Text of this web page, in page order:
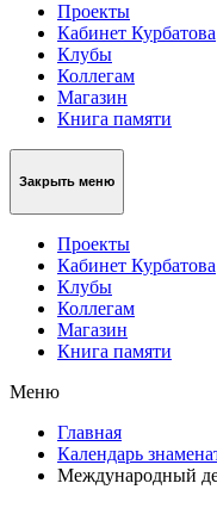
Проекты
Кабинет Курбатова
Клубы
Коллегам
Магазин
Книга памяти
Закрыть меню
Проекты
Кабинет Курбатова
Клубы
Коллегам
Магазин
Книга памяти
Меню
Главная
Календарь
Международный